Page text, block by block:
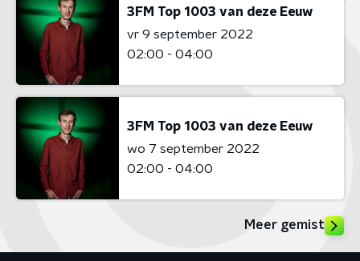
3FM Top 1003 van deze Eeuw
vr 9 september 2022
02:00 - 04:00
3FM Top 1003 van deze Eeuw
wo 7 september 2022
02:00 - 04:00
Meer gemist